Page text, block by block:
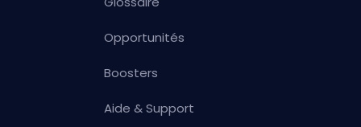
Opportunités
Boosters
Aide & Support